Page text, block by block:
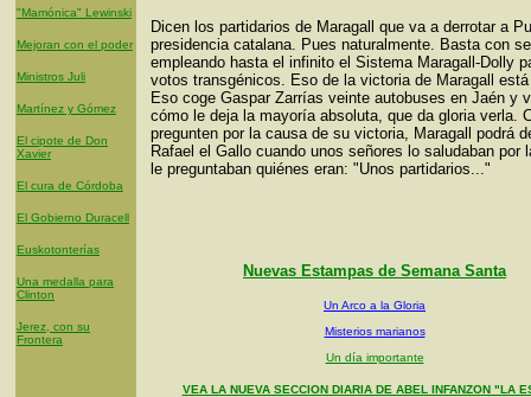
"Mamónica" Lewinski
Mejoran con el poder
Ministros Juli
Martínez y Gómez
El cipote de Don
Xavier
El cura de Córdoba
El Gobierno Duracell
Euskotonterías
Una medalla para
Clinton
Jerez, con su
Frontera
Dicen los partidarios de Maragall que va a derrotar a
presidencia catalana. Pues naturalmente. Basta con
empleando hasta el infinito el Sistema Maragall-Dolly
votos transgénicos. Eso de la victoria de Maragall
Eso coge Gaspar Zarrías veinte autobuses en Jaén y
cómo le deja la mayoría absoluta, que da gloria verla.
pregunten por la causa de su victoria, Maragall podrá
Rafael el Gallo cuando unos señores lo saludaban por
le preguntaban quiénes eran: "Unos partidarios..."
Nuevas Estampas de Semana Santa
Un Arco a la Gloria
Misterios marianos
Un día importante
VEA LA NUEVA SECCION DIARIA DE ABEL INFANZON "LA